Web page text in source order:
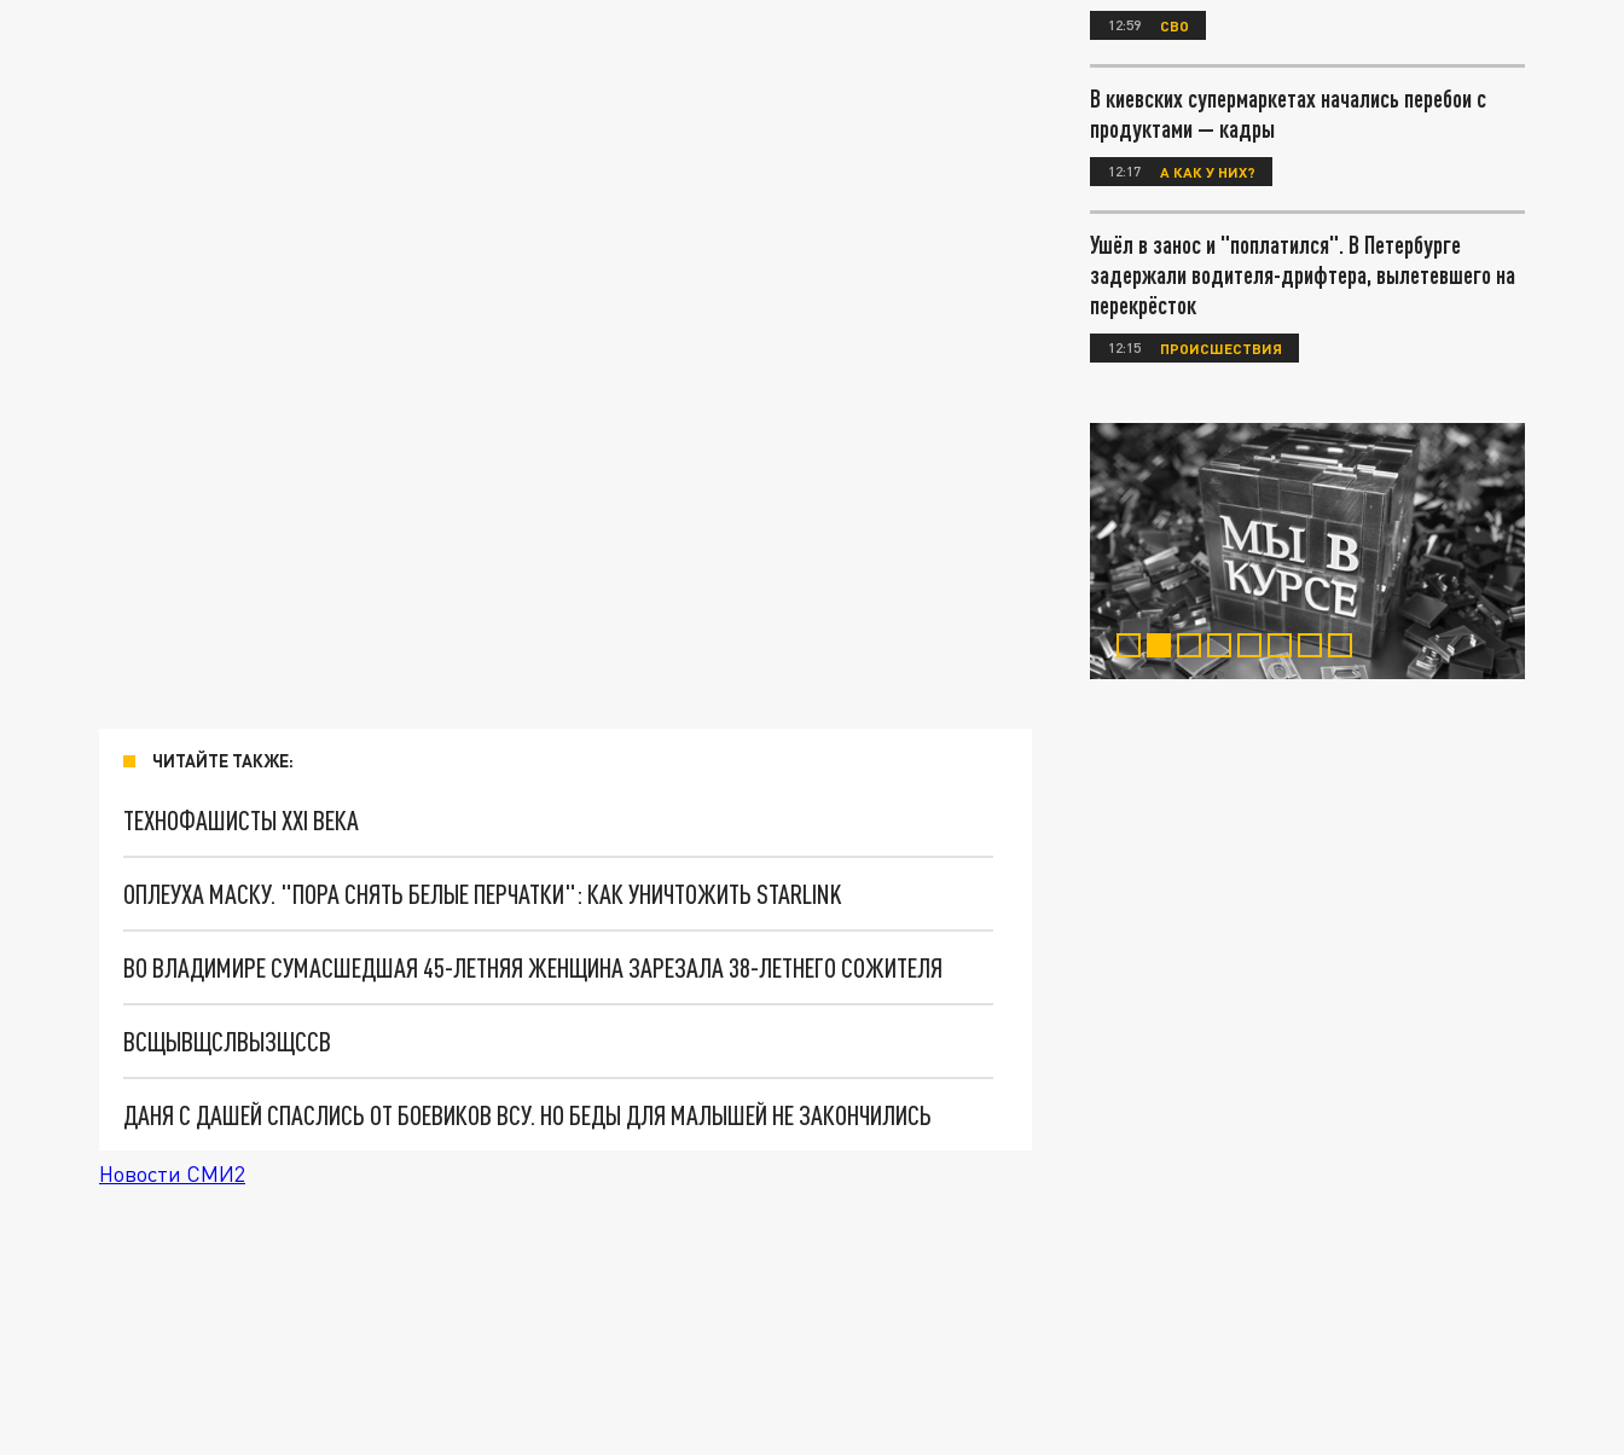
ЧИТАЙТЕ ТАКЖЕ:
ТЕХНОФАШИСТЫ XXI ВЕКА
ОПЛЕУХА МАСКУ. "ПОРА СНЯТЬ БЕЛЫЕ ПЕРЧАТКИ": КАК УНИЧТОЖИТЬ STARLINK
ВО ВЛАДИМИРЕ СУМАСШЕДШАЯ 45-ЛЕТНЯЯ ЖЕНЩИНА ЗАРЕЗАЛА 38-ЛЕТНЕГО СОЖИТЕЛЯ
ВСЩЫВЩСЛВЫЗЩССВ
ДАНЯ С ДАШЕЙ СПАСЛИСЬ ОТ БОЕВИКОВ ВСУ. НО БЕДЫ ДЛЯ МАЛЫШЕЙ НЕ ЗАКОНЧИЛИСЬ
Новости СМИ2
12:59 СВО
В киевских супермаркетах начались перебои с
продуктами — кадры
12:17 А КАК У НИХ?
Ушёл в занос и "поплатился". В Петербурге
задержали водителя-дрифтера, вылетевшего на
перекрёсток
12:15 ПРОИСШЕСТВИЯ